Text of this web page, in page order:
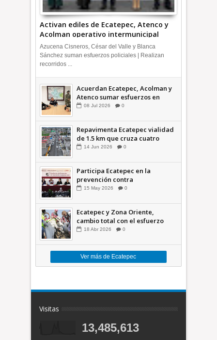
Activan ediles de Ecatepec, Atenco y
Acolman operativo intermunicipal
Azucena Cisneros, César del Valle y Blanca
Sánchez suman esfuerzos policiales | Realizan
recorridos ...
Acuerdan Ecatepec, Acolman y
Atenco sumar esfuerzos en
seguridad
08 Jul 2026 0
Repavimenta Ecatepec vialidad
de 1.5 km que cruza cuatro
comunidades +Video
14 Jun 2026 0
Participa Ecatepec en la
prevención contra
inundaciones en el Valle de
15 May 2026 0
Ecatepec y Zona Oriente,
cambio total con el esfuerzo
conjunto: Azucena; retiran 21
18 Abr 2026 0
Ver más de Ecatepec
Visitas
13,485,613